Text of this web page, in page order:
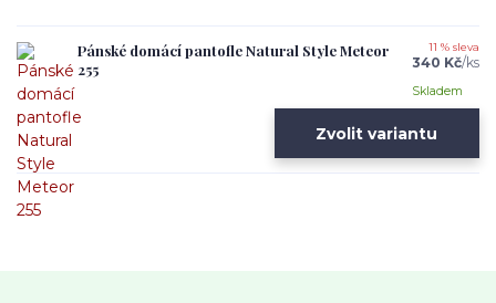
Pánské domácí pantofle Natural Style Meteor
255
11 % sleva
340 Kč/ks
Skladem
Zvolit variantu